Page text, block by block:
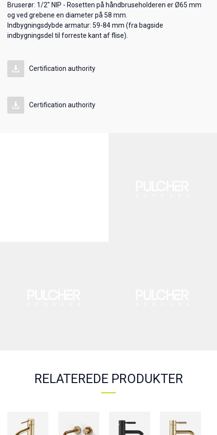
Bruserør: 1/2" NIP - Rosetten på håndbruseholderen er Ø65 mm
og ved grebene en diameter på 58 mm.
Indbygningsdybde armatur: 59-84 mm (fra bagside
indbygningsdel til forreste kant af flise).
Certification authority
Certification authority
RELATEREDE PRODUKTER